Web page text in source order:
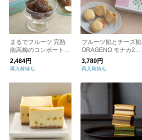
まるでフルーツ 完熟
南高梅のコンポート＆
グラッセ／紀州紅梅園
2,484円
再入荷待ち
フルーツ餡とチーズ餡
ORAGENO モナカ2種
セット／大野農園
3,780円
再入荷待ち